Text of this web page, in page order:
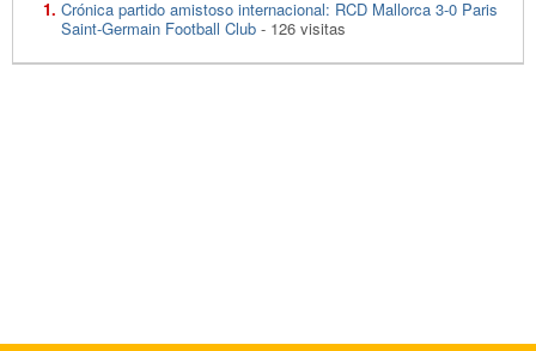
Crónica partido amistoso internacional: RCD Mallorca 3-0 Paris
Saint-Germain Football Club - 126 visitas